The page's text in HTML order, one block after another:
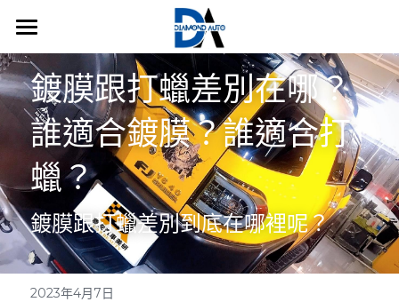
鍍膜方案
維護方案
美容分店
汽車知識
搜索
預約
鍍膜跟打蠟差別在哪？
誰適合鍍膜？誰適合打
蠟？
鍍膜跟打蠟差別到底在哪裡呢？
2023年4月7日
商品分類
所有商品分類